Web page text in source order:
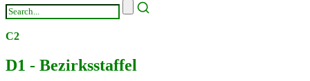
C2
D1 - Bezirksstaffel